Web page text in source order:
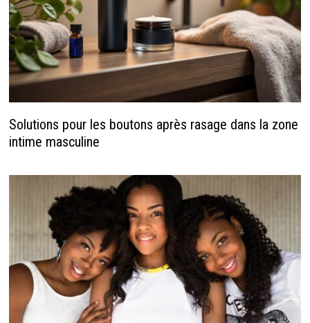
Solutions pour les boutons après rasage dans la zone
intime masculine